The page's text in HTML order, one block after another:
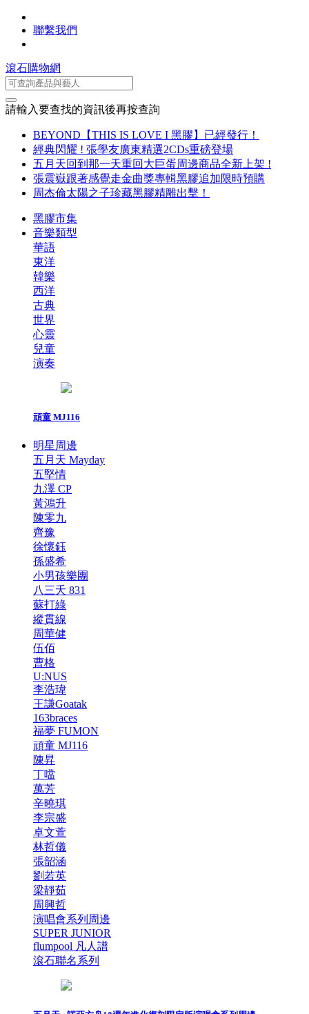
聯繫我們
滾石購物網
請輸入要查找的資訊後再按查詢
BEYOND【THIS IS LOVE I 黑膠】已經發行！
經典閃耀 ! 張學友廣東精選2CDs重磅登場
五月天回到那一天重回大巨蛋周邊商品全新上架 !
張震嶽跟著感覺走金曲獎專輯黑膠追加限時預購
周杰倫太陽之子珍藏黑膠精雕出擊！
黑膠市集
音樂類型
華語
東洋
韓樂
西洋
古典
世界
心靈
兒童
演奏
頑童 MJ116
明星周邊
五月天 Mayday
五堅情
九澤 CP
黃鴻升
陳零九
齊豫
徐懷鈺
孫盛希
小男孩樂團
八三夭 831
蘇打綠
縱貫線
周華健
伍佰
曹格
U:NUS
李浩瑋
王謙Goatak
163braces
福夢 FUMON
頑童 MJ116
陳昇
丁噹
萬芳
辛曉琪
李宗盛
卓文萱
林哲儀
張韶涵
劉若英
梁靜茹
周興哲
演唱會系列周邊
SUPER JUNIOR
flumpool 凡人譜
滾石聯名系列